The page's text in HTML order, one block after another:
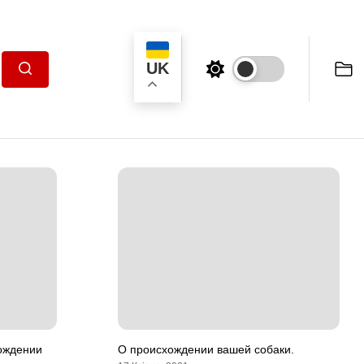
UK
О происхождении вашей собаки.